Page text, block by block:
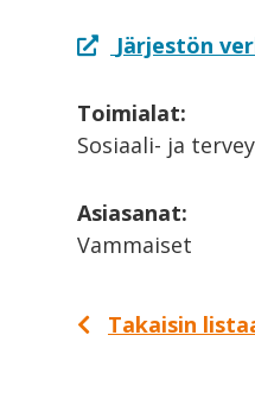
Järjestön
Toimialat:
Sosiaali- ja
Asiasanat:
Vammaiset
Takaisin